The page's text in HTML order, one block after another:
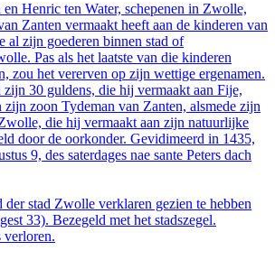
Henric ten Water, schepenen in Zwolle,
Zanten vermaakt heeft aan de kinderen van
al zijn goederen binnen stad of
Pas als het laatste van die kinderen
zou het vererven op zijn wettige ergenamen.
30 guldens, die hij vermaakt aan Fije,
zoon Tydeman van Zanten, alsmede zijn
die hij vermaakt aan zijn natuurlijke
door de oorkonder. Gevidimeerd in 1435,
9, des saterdages nae sante Peters dach
der stad Zwolle verklaren gezien te hebben
33). Bezegeld met het stadszegel.
verloren.